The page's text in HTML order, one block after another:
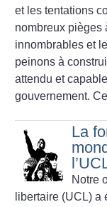
et les tentations
nombreux pièges
innombrables et
peinons à
attendu et
gouvernement.
La
Notre
libertaire (UCL)